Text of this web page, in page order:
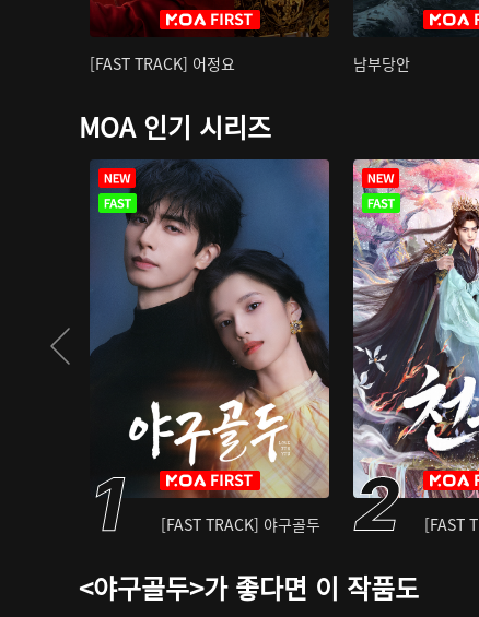
[FAST TRACK] 어정요 남부당안
MOA 인기 시리즈
[FAST TRACK] 야구골두 [FAST
<야구골두>가 좋다면 이 작품도